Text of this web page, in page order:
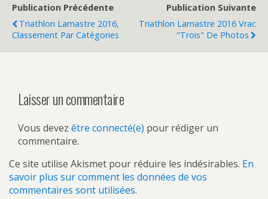
Publication Précédente
Triathlon Lamastre 2016,
Classement Par Catégories
Publication Suivante
Triathlon Lamastre 2016 Vrac
"trois" De Photos
Laisser un commentaire
Vous devez être connecté(e) pour rédiger un
commentaire.
Ce site utilise Akismet pour réduire les indésirables. En
savoir plus sur comment les données de vos
commentaires sont utilisées.